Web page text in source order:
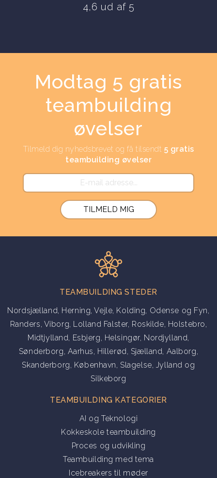
4,6 ud af 5
Modtag 5 gratis
teambuilding
øvelser
Tilmeld dig nyhedsbrevet og få tilsendt 5 gratis
teambuilding øvelser
TEAMBUILDING STEDER
Nordsjælland, Herning,Vejle, Kolding, Odense og Fyn,
Randers, Viborg, Lolland Falster, Roskilde, Holstebro,
Midtjylland, Esbjerg, Helsingør, Nordjylland,
Sønderborg, Aarhus, Hillerød, Sjælland, Aalborg,
Skanderborg, København, Slagelse, Jylland og
Silkeborg
TEAMBUILDING KATEGORIER
AI og Teknologi
Kokkeskole teambuilding
Proces og udvikling
Teambuilding med tema
Icebreakers til møder